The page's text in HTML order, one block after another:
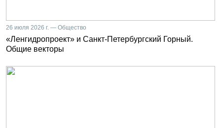
26 июля 2026 г. — Общество
«Ленгидропроект» и Санкт-Петербургский Горный.
Общие векторы